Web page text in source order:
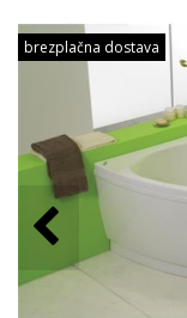
brezplačna dostava